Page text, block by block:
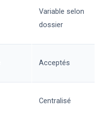
Variable selon
dossier
Acceptés
Centralisé